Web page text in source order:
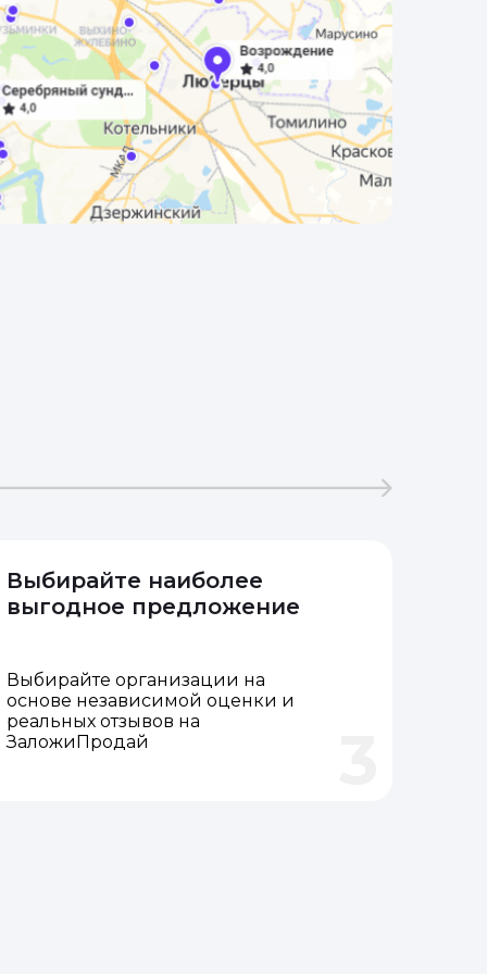
Выбирайте наиболее
выгодное предложение
Выбирайте организации на
основе независимой оценки и
реальных отзывов на
ЗаложиПродай